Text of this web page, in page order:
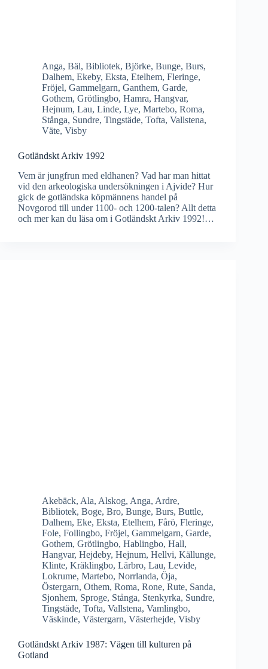
Anga, Bäl, Bibliotek, Björke, Bunge, Burs,
Dalhem, Ekeby, Eksta, Etelhem, Fleringe,
Fröjel, Gammelgarn, Ganthem, Garde,
Gothem, Grötlingbo, Hamra, Hangvar,
Hejnum, Lau, Linde, Lye, Martebo, Roma,
Stånga, Sundre, Tingstäde, Tofta, Vallstena,
Väte, Visby
Gotländskt Arkiv 1992
Vem är jungfrun med eldhanen? Vad har man hittat
vid den arkeologiska undersökningen i Ajvide? Hur
gick de gotländska köpmännens handel på
Novgorod till under 1100- och 1200-talen? Allt detta
och mer kan du läsa om i Gotländskt Arkiv 1992!…
Akebäck, Ala, Alskog, Anga, Ardre,
Bibliotek, Boge, Bro, Bunge, Burs, Buttle,
Dalhem, Eke, Eksta, Etelhem, Fårö, Fleringe,
Fole, Follingbo, Fröjel, Gammelgarn, Garde,
Gothem, Grötlingbo, Hablingbo, Hall,
Hangvar, Hejdeby, Hejnum, Hellvi, Källunge,
Klinte, Kräklingbo, Lärbro, Lau, Levide,
Lokrume, Martebo, Norrlanda, Öja,
Östergarn, Othem, Roma, Rone, Rute, Sanda,
Sjonhem, Sproge, Stånga, Stenkyrka, Sundre,
Tingstäde, Tofta, Vallstena, Vamlingbo,
Väskinde, Västergarn, Västerhejde, Visby
Gotländskt Arkiv 1987: Vägen till kulturen på
Gotland